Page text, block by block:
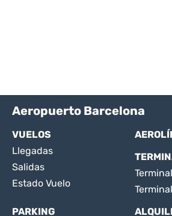
Aeropuerto Barcelona
VUELOS
Llegadas
Salidas
Estado Vuelo
PARKING